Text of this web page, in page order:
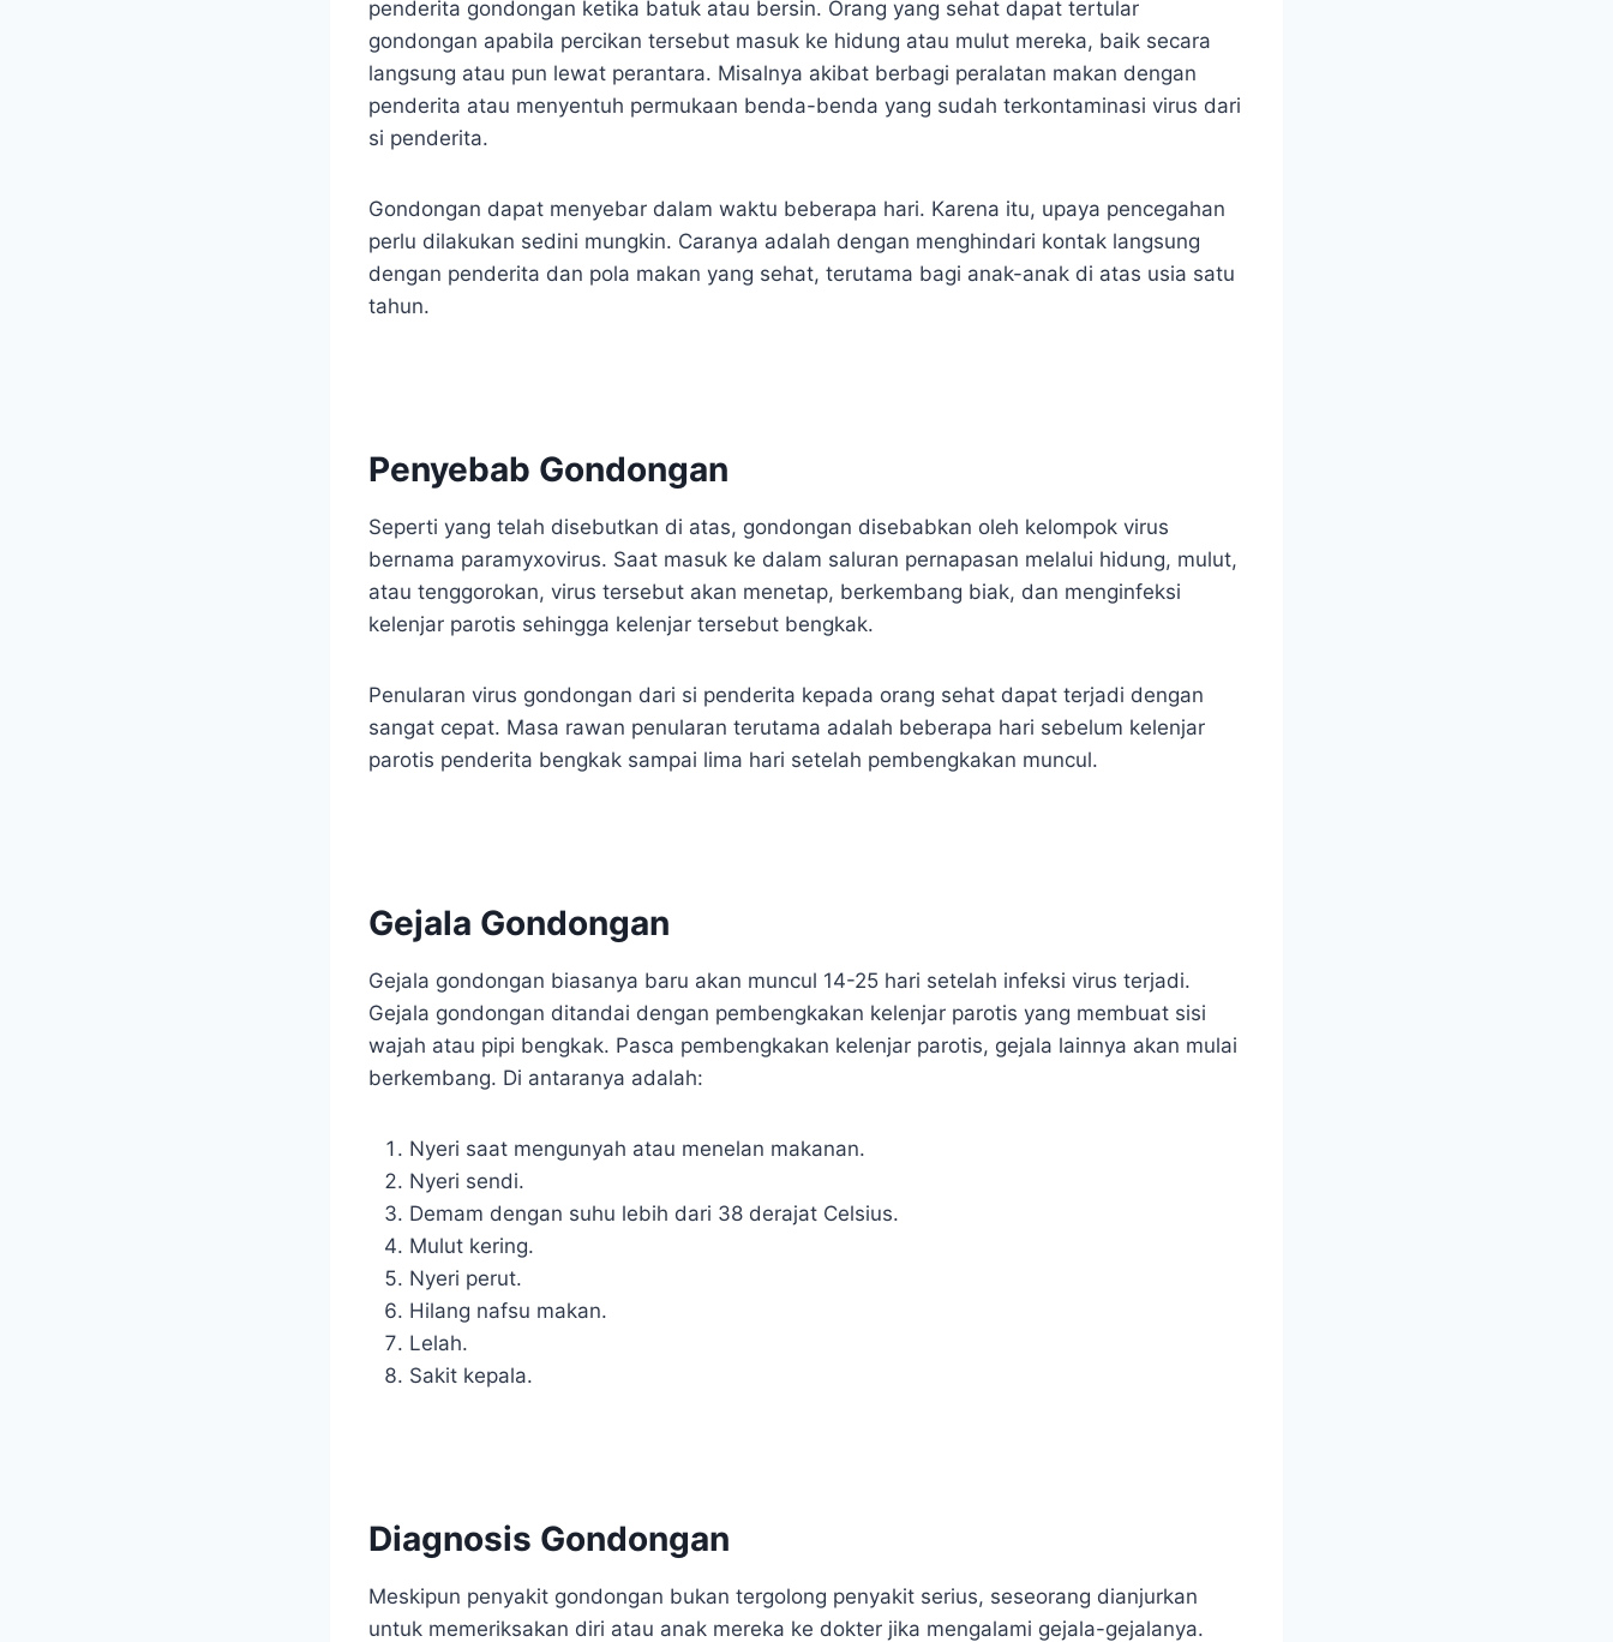
penderita gondongan ketika batuk atau bersin. Orang yang sehat dapat tertular
gondongan apabila percikan tersebut masuk ke hidung atau mulut mereka, baik secara
langsung atau pun lewat perantara. Misalnya akibat berbagi peralatan makan dengan
penderita atau menyentuh permukaan benda-benda yang sudah terkontaminasi virus dari
si penderita.
Gondongan dapat menyebar dalam waktu beberapa hari. Karena itu, upaya pencegahan
perlu dilakukan sedini mungkin. Caranya adalah dengan menghindari kontak langsung
dengan penderita dan pola makan yang sehat, terutama bagi anak-anak di atas usia satu
tahun.
Penyebab Gondongan
Seperti yang telah disebutkan di atas, gondongan disebabkan oleh kelompok virus
bernama paramyxovirus. Saat masuk ke dalam saluran pernapasan melalui hidung, mulut,
atau tenggorokan, virus tersebut akan menetap, berkembang biak, dan menginfeksi
kelenjar parotis sehingga kelenjar tersebut bengkak.
Penularan virus gondongan dari si penderita kepada orang sehat dapat terjadi dengan
sangat cepat. Masa rawan penularan terutama adalah beberapa hari sebelum kelenjar
parotis penderita bengkak sampai lima hari setelah pembengkakan muncul.
Gejala Gondongan
Gejala gondongan biasanya baru akan muncul 14-25 hari setelah infeksi virus terjadi.
Gejala gondongan ditandai dengan pembengkakan kelenjar parotis yang membuat sisi
wajah atau pipi bengkak. Pasca pembengkakan kelenjar parotis, gejala lainnya akan mulai
berkembang. Di antaranya adalah:
Nyeri saat mengunyah atau menelan makanan.
Nyeri sendi.
Demam dengan suhu lebih dari 38 derajat Celsius.
Mulut kering.
Nyeri perut.
Hilang nafsu makan.
Lelah.
Sakit kepala.
Diagnosis Gondongan
Meskipun penyakit gondongan bukan tergolong penyakit serius, seseorang dianjurkan
untuk memeriksakan diri atau anak mereka ke dokter jika mengalami gejala-gejalanya.